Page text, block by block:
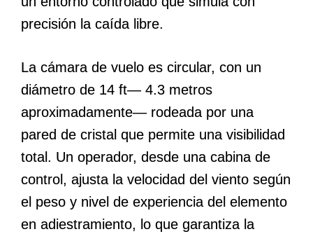
precisión la caída libre.
La cámara de vuelo es circular, con un
diámetro de 14 ft― 4.3 metros
aproximadamente― rodeada por una
pared de cristal que permite una visibilidad
total. Un operador, desde una cabina de
control, ajusta la velocidad del viento según
el peso y nivel de experiencia del elemento
en adiestramiento, lo que garantiza la